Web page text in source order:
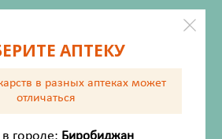
по применению
АПТЕКУ
в разных аптеках может
отличаться
Биробиджан